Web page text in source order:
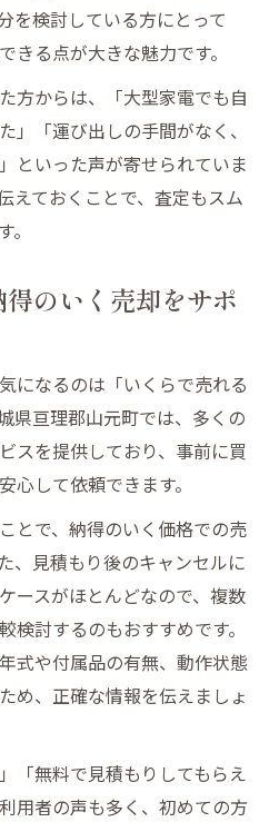
を検討している方にとって
きる点が大きな魅力です。
方からは、「大型家電でも自
」「運び出しの手間がなく、
といった声が寄せられていま
えておくことで、査定もスム
のいく売却をサポ
になるのは「いくらで売れる
県亘理郡山元町では、多くの
スを提供しており、事前に買
心して依頼できます。
とで、納得のいく価格での売
、見積もり後のキャンセルに
ースがほとんどなので、複数
検討するのもおすすめです。
式や付属品の有無、動作状態
め、正確な情報を伝えましょ
「無料で見積もりしてもらえ
用者の声も多く、初めての方